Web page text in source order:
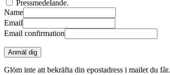
Pressmedelande.
Name
Email
Email confirmation
Anmäl dig
Glöm inte att bekräfta din epostadress i mailet du får.